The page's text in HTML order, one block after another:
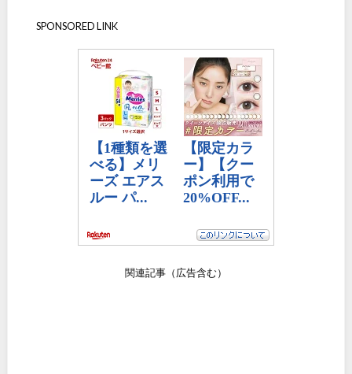
SPONSORED LINK
関連記事（広告含む）